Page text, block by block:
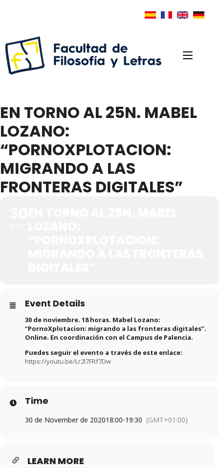
EN TORNO AL 25N. MABEL
LOZANO:
“PORNOXPLOTACION:
MIGRANDO A LAS
FRONTERAS DIGITALES”
Event Details
30 de noviembre. 18 horas. Mabel Lozano:
“PornoXplotacion: migrando a las fronteras digitales”.
Online. En coordinación con el Campus de Palencia.
Puedes seguir el evento a través de este enlace:
https://youtu.be/Lr2l7FRf7Dw
Time
30 de November de 202018:00-19:30 (GMT+01:00)
LEARN MORE